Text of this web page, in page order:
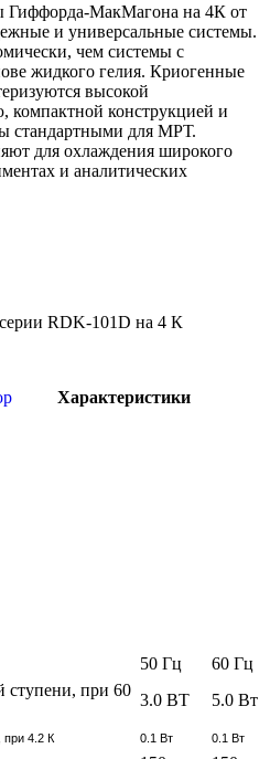
Гиффорда-МакМагона на 4К от
и универсальные системы.
чем системы с
жидкого гелия. Криогенные
высокой
компактной конструкцией и
стандартными для МРТ.
для охлаждения широкого
и аналитических
RDK-101D на 4 К
Характеристики
50 Гц
60 Гц
ступени, при 60
3.0 ВТ 5.0 Вт
при 4.2 К 0.1 Вт 0.1 Вт